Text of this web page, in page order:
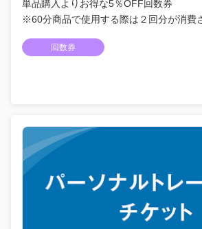
単品購入よりお得な5％OFF回数券
※60分商品で使用する際は２回分が消費
回数券